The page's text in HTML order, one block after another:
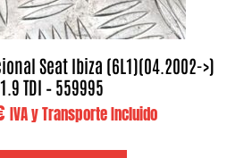
Seat Ibiza (6L1)(04.2002->)
1.9 TDI – 559995
IVA y Transporte Incluido